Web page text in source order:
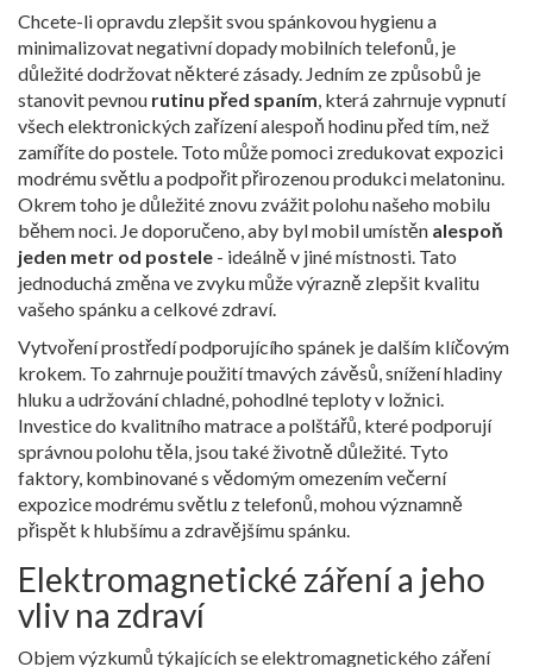
Chcete-li opravdu zlepšit svou spánkovou hygienu a
minimalizovat negativní dopady mobilních telefonů, je
důležité dodržovat některé zásady. Jedním ze způsobů je
stanovit pevnou rutinu před spaním , která zahrnuje vypnutí
všech elektronických zařízení alespoň hodinu před tím, než
zamíříte do postele. Toto může pomoci zredukovat expozici
modrému světlu a podpořit přirozenou produkci melatoninu.
Okrem toho je důležité znovu zvážit polohu našeho mobilu
během noci. Je doporučeno, aby byl mobil umístěn alespoň
jeden metr od postele - ideálně v jiné místnosti. Tato
jednoduchá změna ve zvyku může výrazně zlepšit kvalitu
vašeho spánku a celkové zdraví.
Vytvoření prostředí podporujícího spánek je dalším klíčovým
krokem. To zahrnuje použití tmavých závěsů, snížení hladiny
hluku a udržování chladné, pohodlné teploty v ložnici.
Investice do kvalitního matrace a polštářů, které podporují
správnou polohu těla, jsou také životně důležité. Tyto
faktory, kombinované s vědomým omezením večerní
expozice modrému světlu z telefonů, mohou významně
přispět k hlubšímu a zdravějšímu spánku.
Elektromagnetické záření a jeho
vliv na zdraví
Objem výzkumů týkajících se elektromagnetického záření